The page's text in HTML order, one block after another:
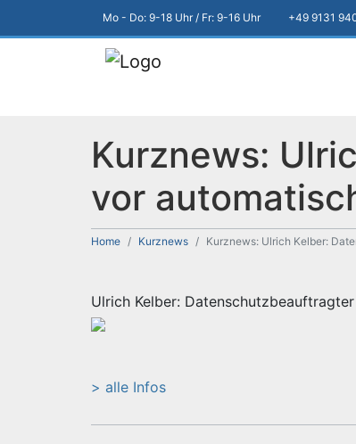
Mo - Do: 9-18 Uhr / Fr: 9-16 Uhr +49 9131
Kurznews:
vor
Home Kurznews Kurznews: Ulrich Kelber:
Ulrich Kelber:
> alle Infos